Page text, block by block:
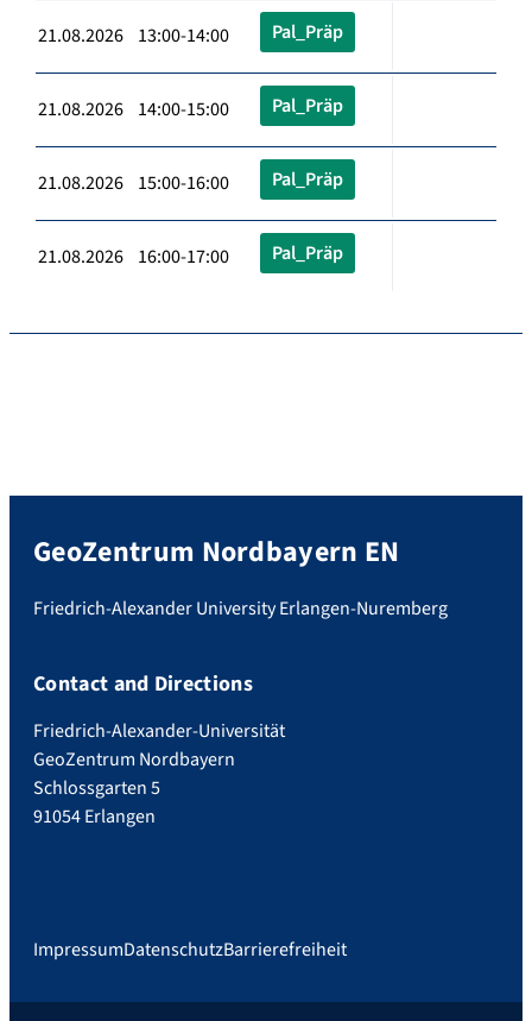
21.08.2026 13:00-14:00 Pal_Präp
21.08.2026 14:00-15:00 Pal_Präp
21.08.2026 15:00-16:00 Pal_Präp
21.08.2026 16:00-17:00 Pal_Präp
GeoZentrum Nordbayern EN
Friedrich-Alexander University Erlangen-Nuremberg
Contact and Directions
Friedrich-Alexander-Universität
GeoZentrum Nordbayern
Schlossgarten 5
91054 Erlangen
ImpressumDatenschutzBarrierefreiheit